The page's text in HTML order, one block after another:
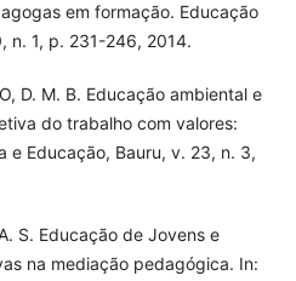
em formação. Educação
n. 1, p. 231-246, 2014.
D. M. B. Educação ambiental e
do trabalho com valores:
e Educação, Bauru, v. 23, n. 3,
S. Educação de Jovens e
na mediação pedagógica. In: